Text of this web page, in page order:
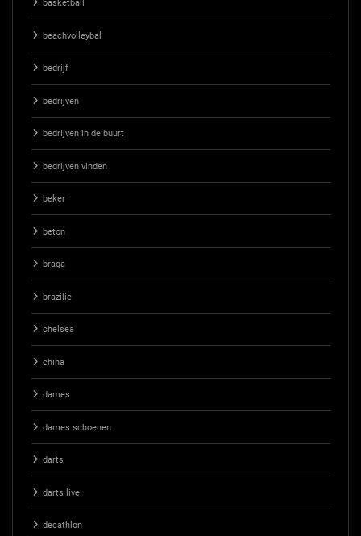
basketball
beachvolleybal
bedrijf
bedrijven
bedrijven in de buurt
bedrijven vinden
beker
beton
braga
brazilie
chelsea
china
dames
dames schoenen
darts
darts live
decathlon